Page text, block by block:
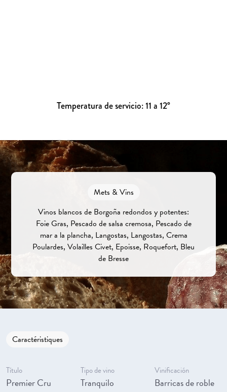
Temperatura de servicio: 11 a 12°
Mets & Vins
Vinos blancos de Borgoña redondos y potentes:
Foie Gras, Pescado de salsa cremosa, Pescado de
mar a la plancha, Langostas, Langostas, Crema
Poulardes, Volailles Civet, Epoisse, Roquefort, Bleu
de Bresse
Caractéristiques
Título
Premier Cru
Tipo de vino
Tranquilo
Vinificación
Barricas de roble